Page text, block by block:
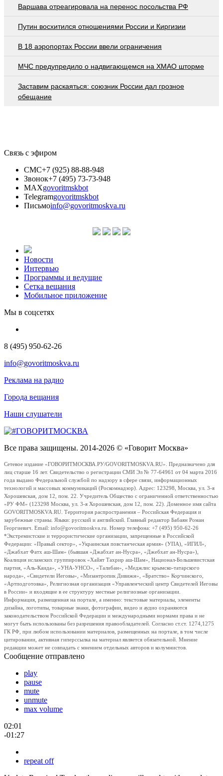
Варшава отреагировала на перенос посольства РФ
Путин восхитился отношениями России и Киргизии
В 18 аэропортах России ввели ограничения
МЧС предупредило о надвигающемся на ХМАО шторме
Заставим раскаяться: союзник России дал грозное
обещание
Связь с эфиром
СМС+7 (925) 88-88-948
Звонок+7 (495) 73-73-948
MAXgovoritmskbot
Telegramgovoritmskbot
Письмоinfo@govoritmoskva.ru
Новости
Интервью
Программы и ведущие
Сетка вещания
Мобильное приложение
Мы в соцсетях
8 (495) 950-62-26
info@govoritmoskva.ru
Реклама на радио
Города вещания
Наши слушатели
Все права защищены. 2014-2026 © «Говорит Москва»
Сетевое издание «ГОВОРИТМОСКВА.РУ/GOVORITMOSKVA.RU». Предназначено для
лиц старше 16 лет. Свидетельство о регистрации СМИ Эл № 77-64961 от 04 марта 2016
года выдано Федеральной службой по надзору в сфере связи, информационных
технологий и массовых коммуникаций (Роскомнадзор). Адрес: 123298, Москва, ул. 3-я
Хорошевская, дом 12, пом. 22. Учредитель Общество с ограниченной ответственностью
«РУ ФМ» (123298 Москва, ул. 3-я Хорошевская, дом 12, пом. 22). Доменное имя сайта
GOVORITMOSKVA.RU. Территория распространения – Российская Федерация и
зарубежные страны. Языки: русский и английский. Главный редактор Бабаян Роман
Георгиевич. Email: info@govoritmoskva.ru. Номер телефона: +7 (495) 950-62-26
*Экстремистские и террористические организации, запрещенные в Российской
Федерации: «Правый сектор», «Украинская повстанческая армия» (УПА), «ИГИЛ»,
«Джабхат Фатх аш-Шам» (бывшая «Джабхат ан-Нусра», «Джебхат ан-Нусра»),
Коалиция исламских группировок «Хайят Тахрир аш-Шам», Национал-Большевистская
партия, «Аль-Каида», «УНА-УНСО», «Талибан», «Меджлис крымско-татарского
народа», «Свидетели Иеговы», «Мизантропик Дивижн», «Братство» Корчинского,
«Артподготовка», Религиозная организация «Управленческий центр Свидетелей Иеговы
в России» и входящие в ее структуру местные религиозные организации.
Информация, размещенная на портале, а именно: текстовые материалы, элементы
дизайна, логотипы, товарные знаки, фотографии, видео и аудио охраняются
законодательством Российской Федерации и международными нормами права и не
могут быть использованы без разрешения правообладателей. Согласно ст.ст. 1274,1275
ГК РФ, при любом использовании материалов, размещенных на портале, в том числе
цитировании, активная гиперссылка на материал является обязательной. Мнение
редакции может не совпадать с мнением отдельных авторов и колумнистов.
Сообщение отправлено
play
pause
mute
unmute
max volume
02:01
-01:27
repeat off